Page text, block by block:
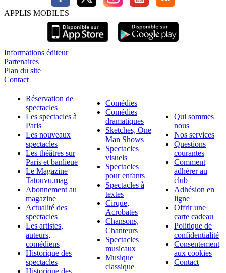
APPLIS MOBILES
Informations éditeur
Partenaires
Plan du site
Contact
Réservation de
spectacles
Les spectacles à
Paris
Les nouveaux
spectacles
Les théâtres sur
Paris et banlieue
Le Magazine
Tatouvu.mag
Abonnement au
magazine
Actualité des
spectacles
Les artistes,
auteurs,
comédiens
Historique des
spectacles
Comédies
Comédies
dramatiques
Sketches, One
Man Shows
Spectacles
visuels
Spectacles
pour enfants
Spectacles à
textes
Cirque,
Acrobates
Chansons,
Chanteurs
Spectacles
musicaux
Musique
classique
Qui sommes
nous
Nos services
Questions
courantes
Comment
adhérer au
club
Adhésion en
ligne
Offrir une
carte cadeau
Politique de
confidentialité
Consentement
aux cookies
Contact